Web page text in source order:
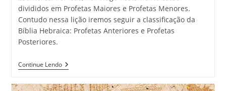
divididos em Profetas Maiores e Profetas Menores.
Contudo nessa lição iremos seguir a classificação da
Bíblia Hebraica: Profetas Anteriores e Profetas
Posteriores.
Continue Lendo